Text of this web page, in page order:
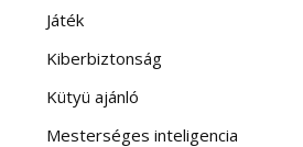
Játék
Kiberbiztonság
Kütyü ajánló
Mesterséges inteligencia